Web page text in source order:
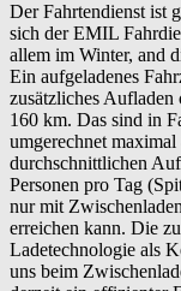
Der Fahrtendienst ist
sich der EMIL
allem im Winter, and
Ein aufgeladenes
zusätzliches
160 km. Das sind in
umgerechnet
durchschnittlichen
Personen pro Tag
nur mit
erreichen kann. Die
Ladetechnologie als
uns beim